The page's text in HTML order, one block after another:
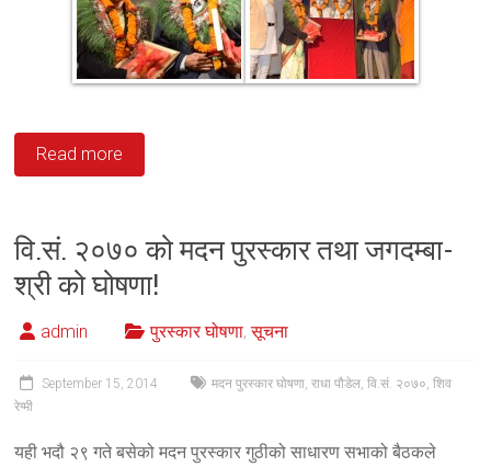
Read more
वि.सं. २०७० को मदन पुरस्कार तथा जगदम्बा-
श्री को घोषणा!
admin पुरस्कार घोषणा,सूचना
September 15, 2014 मदन पुरस्कार घोषणा,राधा पौडेल,वि.सं. २०७०,शिव
रेग्मी
यही भदौ २९ गते बसेको मदन पुरस्कार गुठीको साधारण सभाको बैठकले